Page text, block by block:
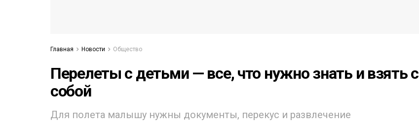
Главная Новости Общество
Перелеты с детьми — все, что нужно знать и взять с
собой
Для полета малышу нужны документы, перекус и развлечение